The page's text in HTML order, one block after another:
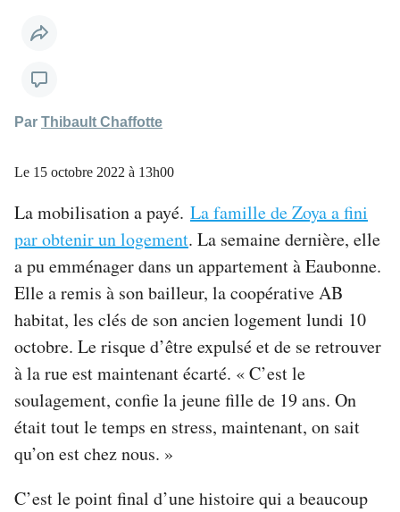
Par Thibault Chaffotte
Le 15 octobre 2022 à 13h00
La mobilisation a payé. La famille de Zoya a fini
par obtenir un logement. La semaine dernière, elle
a pu emménager dans un appartement à Eaubonne.
Elle a remis à son bailleur, la coopérative AB
habitat, les clés de son ancien logement lundi 10
octobre. Le risque d’être expulsé et de se retrouver
à la rue est maintenant écarté. « C’est le
soulagement, confie la jeune fille de 19 ans. On
était tout le temps en stress, maintenant, on sait
qu’on est chez nous. »
C’est le point final d’une histoire qui a beaucoup